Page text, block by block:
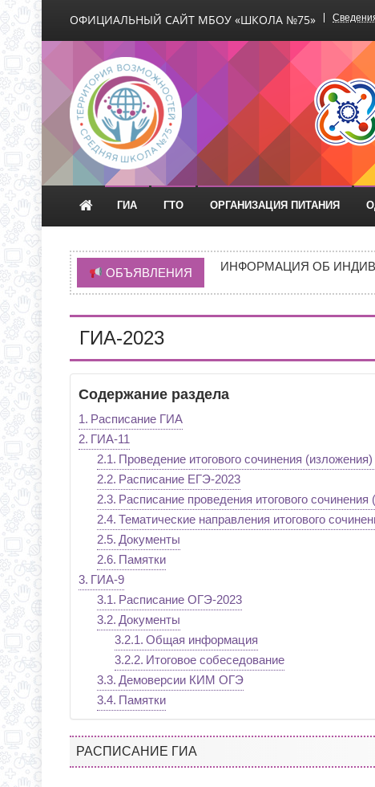
ОФИЦИАЛЬНЫЙ САЙТ МБОУ «ШКОЛА №75»
Официальный сайт
ГИА ГТО ОРГАНИЗАЦИЯ ПИТАНИЯ
ОБЪЯВЛЕНИЯ
ВРЕМЯ ОТКРЫТИЯ
ИНФОРМАЦИЯ ОБ
ИНФОРМАЦИЯ О ПРИЕМЕ
С 1 СЕНТЯБРЯ 2026
Д.3 (МОДУЛЬНОЕ
ВРЕМЯ ОТКРЫТИЯ
ГИА-2023
Содержание раздела
Расписание ГИА
ГИА-11
Проведение итогового сочинения
Расписание ЕГЭ-2023
Расписание проведения итогового сочинения
Тематические направления итогового
Документы
Памятки
ГИА-9
Расписание ОГЭ-2023
Документы
Общая информация
Итоговое собеседование
Демоверсии КИМ ОГЭ
Памятки
РАСПИСАНИЕ ГИА